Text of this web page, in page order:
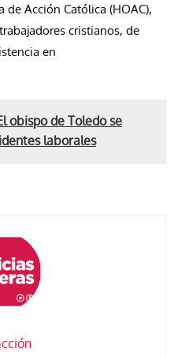
Acción Católica (HOAC),
cristianos, de
en
obispo de Toledo se
laborales